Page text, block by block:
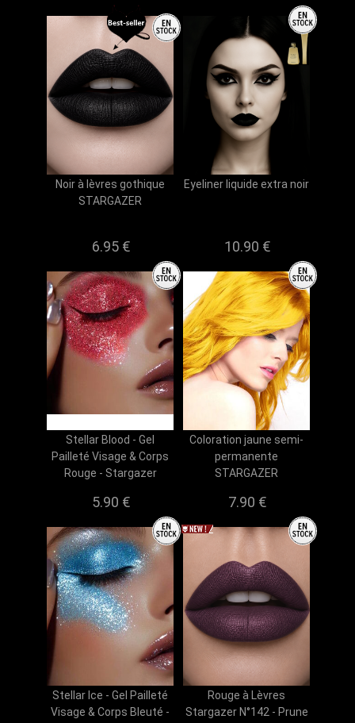
Noir à lèvres gothique
STARGAZER
6.95 €
Eyeliner liquide extra noir
10.90 €
Stellar Blood - Gel
Pailleté Visage & Corps
Rouge - Stargazer
5.90 €
Coloration jaune semi-
permanente
STARGAZER
7.90 €
Stellar Ice - Gel Pailleté
Visage & Corps Bleuté -
Rouge à Lèvres
Stargazer N°142 - Prune